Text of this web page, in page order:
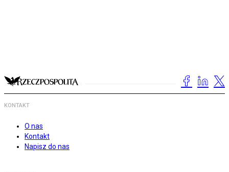
KONTAKT
O nas
Kontakt
Napisz do nas